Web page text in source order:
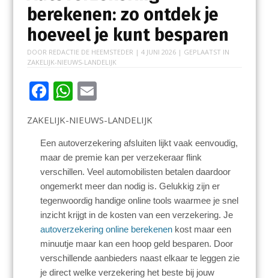
berekenen: zo ontdek je
hoeveel je kunt besparen
DOOR REDACTIE DE HEEMSTEDER | 4 JUNI 2026| GEPLAATST IN
ZAKELIJK-NIEUWS-LANDELIJK
F
e
b
o
o
k
W
at
s
A
p
p
E
ai
l
ZAKELIJK-NIEUWS-LANDELIJK
Een autoverzekering afsluiten lijkt vaak eenvoudig,
maar de premie kan per verzekeraar flink
verschillen. Veel automobilisten betalen daardoor
ongemerkt meer dan nodig is. Gelukkig zijn er
tegenwoordig handige online tools waarmee je snel
inzicht krijgt in de kosten van een verzekering. Je
autoverzekering online berekenen kost maar een
minuutje maar kan een hoop geld besparen. Door
verschillende aanbieders naast elkaar te leggen zie
je direct welke verzekering het beste bij jouw